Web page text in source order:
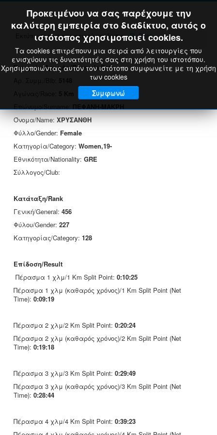
Εκτύπωση πιστοποιητικού επίδοσης: Print
Στοιχεία Δρομέα/Runner's Data
Όνομα/Name:ΧΡΥΣΑΝΘΗ
Φύλλο/Gender: Female
Κατηγορία/Category: Women,19-
Εθνικότητα/Nationality: GRE
Σύλλογος/Club:
Κατάταξη/Rank
Γενική/General: 456
Φύλου/Gender: 227
Κατηγορίας/Category: 128
Επίδοση/Result
Πέρασμα 1 χλμ/1 Km Split Point: 0:10:25
Πέρασμα 1 χλμ (καθαρός χρόνος)/1 Km Split Point (Net
Time): 0:09:19
Πέρασμα 2 χλμ/2 Km Split Point: 0:20:24
Πέρασμα 2 χλμ (καθαρός χρόνος)/2 Km Split Point (Net
Time): 0:19:18
Πέρασμα 3 χλμ/3 Km Split Point: 0:29:49
Πέρασμα 3 χλμ (καθαρός χρόνος)/3 Km Split Point (Net
Time): 0:28:44
Πέρασμα 4 χλμ/4 Km Split Point: 0:39:23
Προκειμένου να σας παρέχουμε την
καλύτερη εμπειρία στο διαδίκτυο, αυτός ο
ιστότοπος χρησιμοποιεί cookies.
Τα cookies επιτρέπουν μια σειρά από λειτουργίες που
ενισχύουν τις δυνατότητές σας στη χρήση του ιστοτόπου.
Χρησιμοποιώντας αυτόν τον ιστότοπο συμφωνείτε με τη χρήση
των cookies
Συμφωνώ